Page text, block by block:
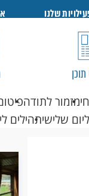
שלנו
מזמור לתודה
שלישיתהילים